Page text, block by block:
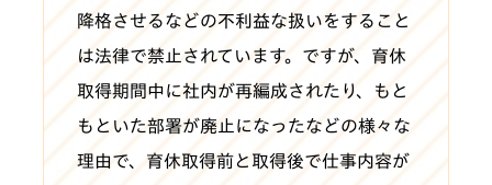
降格させるなどの不利益な扱いをすること
は法律で禁止されています。ですが、育休
取得期間中に社内が再編成されたり、もと
もといた部署が廃止になったなどの様々な
理由で、育休取得前と取得後で仕事内容が